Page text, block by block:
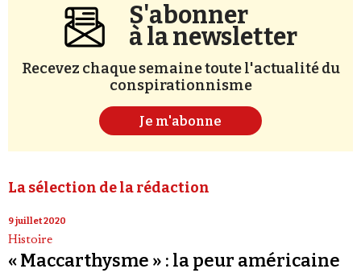
S'abonner
à la newsletter
Recevez chaque semaine toute l'actualité du
conspirationnisme
Je m'abonne
La sélection de la rédaction
9 juillet 2020
Histoire
« Maccarthysme » : la peur américaine